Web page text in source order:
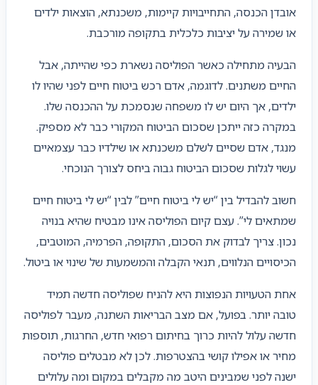
אובדן הכנסה, התחייבויות קיימות, משכנתא, הוצאות ילדים
או שמירה על יציבות כלכלית בתקופה מורכבת.
הבעיה מתחילה כאשר הפוליסה נשארת כפי שהייתה, אבל
החיים משתנים. לדוגמה, אדם רכש ביטוח חיים לפני שהיו לו
ילדים, אך היום יש לו משפחה שנסמכת על ההכנסה שלו.
במקרה כזה ייתכן שסכום הביטוח המקורי כבר לא מספיק.
מנגד, אדם שסיים לשלם משכנתא או שילדיו כבר עצמאיים
עשוי לגלות שסכום הביטוח גבוה ביחס לצורך הנוכחי.
חשוב להבדיל בין “יש לי ביטוח חיים” לבין “יש לי ביטוח חיים
שמתאים לי”. עצם קיום הפוליסה אינו מבטיח שהיא בנויה
נכון. צריך לבדוק את הסכום, התקופה, הפרמיה, המוטבים,
הכיסויים הנלווים, תנאי הקבלה והמשמעות של שינוי או ביטול.
אחת הטעויות הנפוצות היא להניח שפוליסה חדשה תמיד
טובה יותר. בפועל, אם מצב הבריאות השתנה, מעבר לפוליסה
חדשה עלול להיות כרוך בחיתום רפואי חדש, החרגות, תוספות
מחיר או אפילו קושי בהצטרפות. לכן לא מבטלים פוליסה
ישנה לפני שמבינים היטב מה מקבלים במקום ומה עלולים